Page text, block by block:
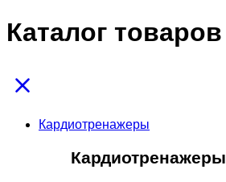
Каталог товаров
Кардиотренажеры
Кардиотренажеры